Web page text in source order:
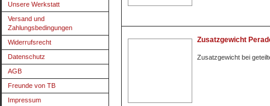
Unsere Werkstatt
Versand und
Zahlungsbedingungen
Widerrufsrecht
Datenschutz
AGB
Freunde von TB
Impressum
Zusatzgewicht
Zusatzgewicht bei